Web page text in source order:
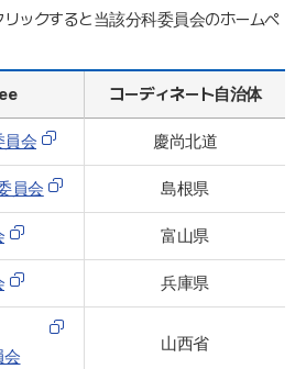
案された個別のプロジェクトあるい
ロジェクト」という｡)について、
員会を置く｡(2017. 9. 26. 改定）
種類及び名称)
び名称は、次のとおりとする。
分科委員会(2013. 9. 11. 名称変更）
分科委員会(2008. 9. 2. 統合）
）
ックすると当該分科委員会のホームペ
コーディネート自治体
員会 慶尚北道
員会 島根県
富山県
兵庫県
会
山西省